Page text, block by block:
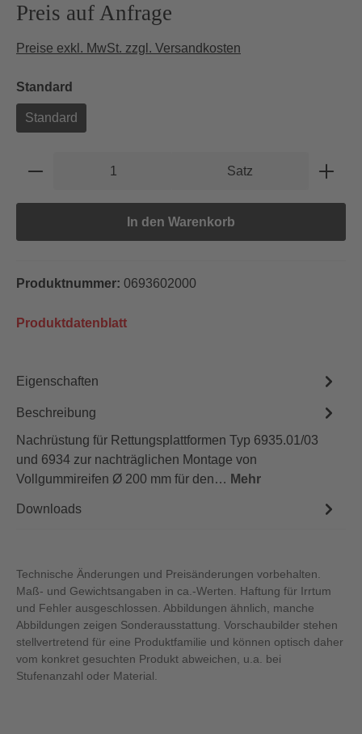
Preis auf Anfrage
Preise exkl. MwSt. zzgl. Versandkosten
Standard
Standard
Produkt Anzahl: Gib den gewünschten
Satz
In den Warenkorb
Produktnummer: 0693602000
Produktdatenblatt
Eigenschaften
Beschreibung
Nachrüstung für Rettungsplattformen Typ 6935.01/03
und 6934 zur nachträglichen Montage von
Vollgummireifen Ø 200 mm für den… Mehr
Downloads
Technische Änderungen und Preisänderungen vorbehalten.
Maß- und Gewichtsangaben in ca.-Werten. Haftung für Irrtum
und Fehler ausgeschlossen. Abbildungen ähnlich, manche
Abbildungen zeigen Sonderausstattung. Vorschaubilder stehen
stellvertretend für eine Produktfamilie und können optisch daher
vom konkret gesuchten Produkt abweichen, u.a. bei
Stufenanzahl oder Material.